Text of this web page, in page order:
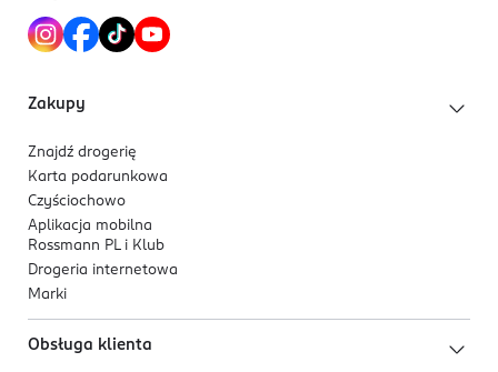
Zakupy
Znajdź drogerię
Karta podarunkowa
Czyściochowo
Aplikacja mobilna
Rossmann PL i Klub
Drogeria internetowa
Marki
Obsługa klienta